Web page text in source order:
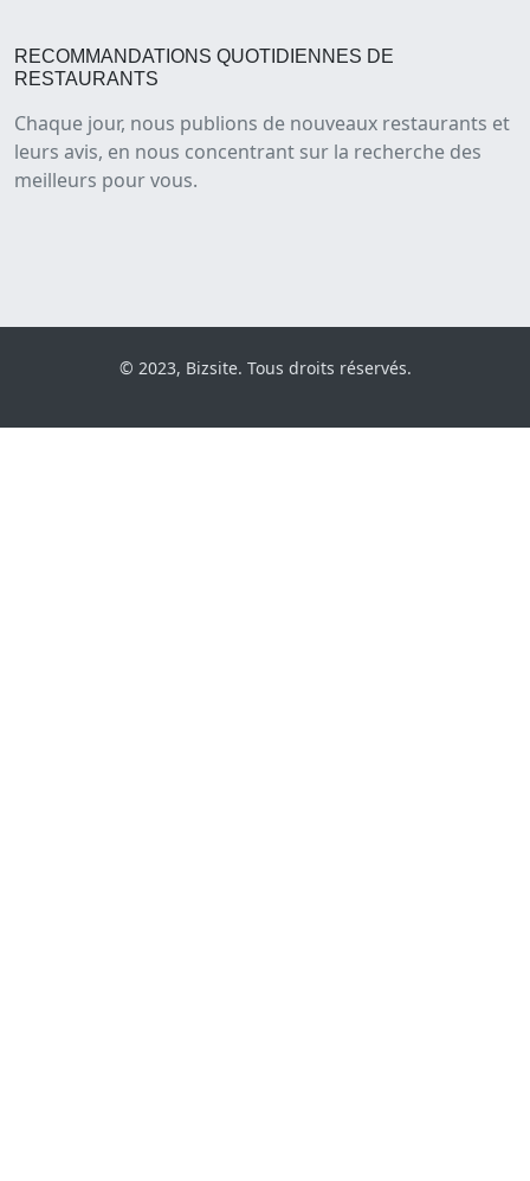
RECOMMANDATIONS QUOTIDIENNES DE
RESTAURANTS
Chaque jour, nous publions de nouveaux restaurants et
leurs avis, en nous concentrant sur la recherche des
meilleurs pour vous.
© 2023, Bizsite. Tous droits réservés.